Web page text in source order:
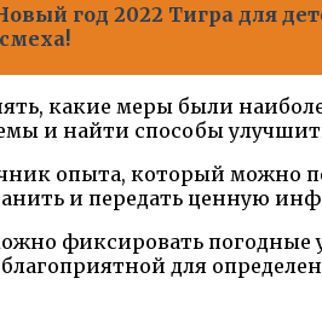
год 2022 Тигра для
какие меры были
и найти способы
опыта, который можно
и передать ценную
фиксировать погодные
для